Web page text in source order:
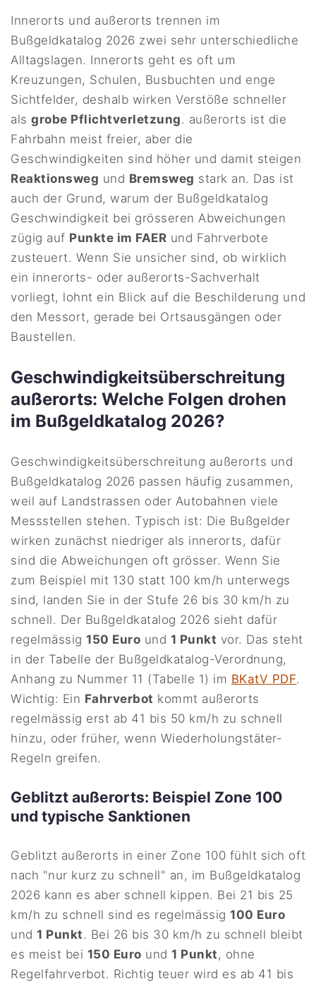
Innerorts und außerorts trennen im
Bußgeldkatalog 2026 zwei sehr unterschiedliche
Alltagslagen. Innerorts geht es oft um
Kreuzungen, Schulen, Busbuchten und enge
Sichtfelder, deshalb wirken Verstöße schneller
alsgrobe Pflichtverletzung. außerorts ist die
Fahrbahn meist freier, aber die
Geschwindigkeiten sind höher und damit steigen
Reaktionsweg und Bremsweg stark an. Das ist
auch der Grund, warum der Bußgeldkatalog
Geschwindigkeit bei grösseren Abweichungen
zügig auf Punkte im FAER und Fahrverbote
zusteuert. Wenn Sie unsicher sind, ob wirklich
ein innerorts- oder außerorts-Sachverhalt
vorliegt, lohnt ein Blick auf die Beschilderung und
den Messort, gerade bei Ortsausgängen oder
Baustellen.
Geschwindigkeitsüberschreitung
außerorts: Welche Folgen drohen
im Bußgeldkatalog 2026?
Geschwindigkeitsüberschreitung außerorts und
Bußgeldkatalog 2026 passen häufig zusammen,
weil auf Landstrassen oder Autobahnen viele
Messstellen stehen. Typisch ist: Die Bußgelder
wirken zunächst niedriger als innerorts, dafür
sind die Abweichungen oft grösser. Wenn Sie
zum Beispiel mit 130 statt 100 km/h unterwegs
sind, landen Sie in der Stufe 26 bis 30 km/h zu
schnell. Der Bußgeldkatalog 2026 sieht dafür
regelmässig150 Euro und 1 Punkt vor. Das steht
in der Tabelle der Bußgeldkatalog-Verordnung,
Anhang zu Nummer 11 (Tabelle 1) im BKatV PDF.
Wichtig: Ein Fahrverbot kommt außerorts
regelmässig erst ab 41 bis 50 km/h zu schnell
hinzu, oder früher, wenn Wiederholungstäter-
Regeln greifen.
Geblitzt außerorts: Beispiel Zone 100
und typische Sanktionen
Geblitzt außerorts in einer Zone 100 fühlt sich oft
nach "nur kurz zu schnell" an, im Bußgeldkatalog
2026 kann es aber schnell kippen. Bei 21 bis 25
km/h zu schnell sind es regelmässig100 Euro
und1 Punkt. Bei 26 bis 30 km/h zu schnell bleibt
es meist bei 150 Euro und1 Punkt, ohne
Regelfahrverbot. Richtig teuer wird es ab 41 bis